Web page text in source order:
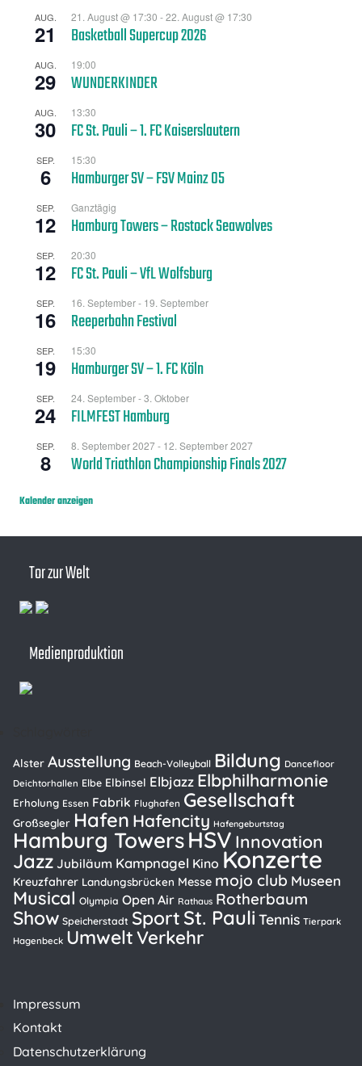
Tor zur Welt
Medienproduktion
AUG.
21
21. August @ 17:30 -22. August @ 17:30
Basketball Supercup 2026
AUG.
29
19:00
WUNDERKINDER
AUG.
30
13:30
FC St. Pauli – 1. FC Kaiserslautern
SEP.
6
15:30
Hamburger SV – FSV Mainz 05
SEP.
12
Ganztägig
Hamburg Towers – Rostock Seawolves
SEP.
12
20:30
FC St. Pauli – VfL Wolfsburg
SEP.
16
16. September- 19. September
Reeperbahn Festival
SEP.
19
15:30
Hamburger SV – 1. FC Köln
SEP.
24
24. September-3. Oktober
FILMFEST Hamburg
SEP.
8
8. September 2027- 12. September 2027
World Triathlon Championship Finals 2027
Kalender anzeigen
Impressum
Kontakt
Datenschutzerklärung
Alster Ausstellung Beach-Volleyball Bildung Dancefloor
Deichtorhallen Elbe Elbinsel Elbjazz Elbphilharmonie
Erholung Essen Fabrik Flughafen Gesellschaft
Großsegler Hafen Hafencity Hafengeburtstag
Hamburg TowersHSV Innovation
Jazz Jubiläum Kampnagel Kino Konzerte
Kreuzfahrer Landungsbrücken Messe mojo club Museen
Musical Olympia Open Air Rathaus Rotherbaum
Show Speicherstadt Sport St. Pauli Tennis Tierpark
Hagenbeck UmweltVerkehr